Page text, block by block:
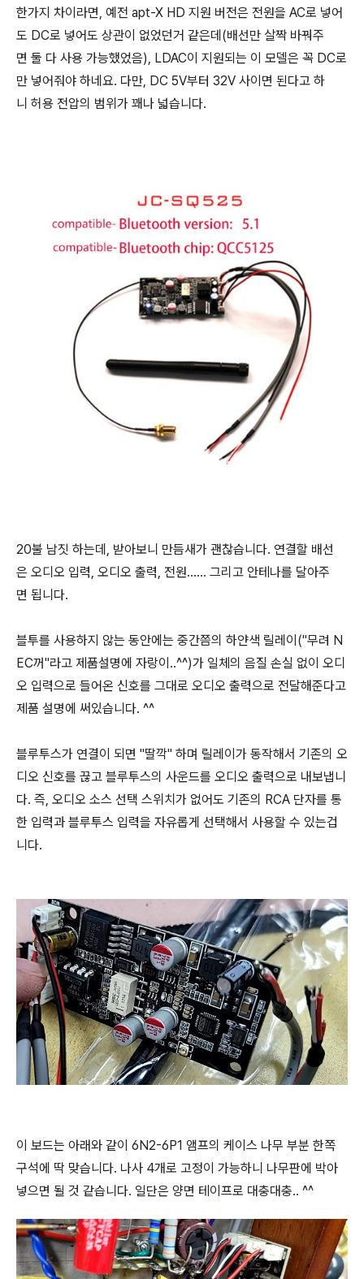
한가지 차이라면, 예전 apt-X HD 지원 버전은 전원을 AC로 넣어
도 DC로 넣어도 상관이 없었던거 같은데(배선만 살짝 바꿔주
면 둘 다 사용 가능했었음), LDAC이 지원되는 이 모델은 꼭 DC로
만 넣어줘야 하네요. 다만, DC 5V부터 32V 사이면 된다고 하
니 허용 전압의 범위가 꽤나 넓습니다.
20불 남짓 하는데, 받아보니 만듬새가 괜찮습니다. 연결할 배선
은 오디오 입력, 오디오 출력, 전원...... 그리고 안테나를 달아주
면 됩니다.
​블투를 사용하지 않는 동안에는 중간쯤의 하얀색 릴레이("무려 N
EC꺼"라고 제품설명에 자랑이..^^)가 일체의 음질 손실 없이 오디
오 입력으로 들어온 신호를 그대로 오디오 출력으로 전달해준다고
제품 설명에 써있습니다. ^^
블루투스가 연결이 되면 "딸깍" 하며 릴레이가 동작해서 기존의 오
디오 신호를 끊고 블루투스의 사운드를 오디오 출력으로 내보냅니
다. 즉, 오디오 소스 선택 스위치가 없어도 기존의 RCA 단자를 통
한 입력과 블루투스 입력을 자유롭게 선택해서 사용할 수 있는겁
니다.
이 보드는 아래와 같이 6N2-6P1 앰프의 케이스 나무 부분 한쪽
구석에 딱 맞습니다. 나사 4개로 고정이 가능하니 나무판에 박아
넣으면 될 것 같습니다. 일단은 양면 테이프로 대충대충.. ^^